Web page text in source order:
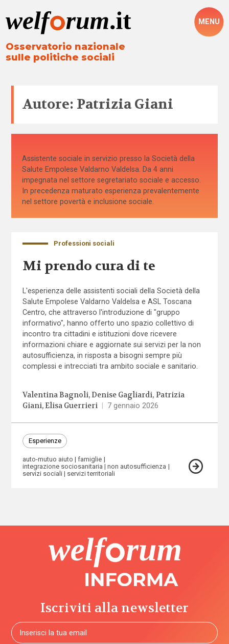
Osservatorio nazionale
sulle politiche sociali
MENU
Autore: Patrizia Giani
Assistente sociale in servizio presso la Società della
Salute Empolese Valdarno Valdelsa. Da 4 anni
impegnata nel settore segretariato sociale e accesso.
In precedenza maturato esperienza prevalentemente
nel settore povertà e inclusione sociale.
Professioni sociali
Mi prendo cura di te
L'esperienza delle assistenti sociali della Società della
Salute Empolese Valdarno Valdelsa e ASL Toscana
Centro, che attraverso l'introduzione di "gruppo
informativo", hanno offerto uno spazio collettivo di
incontro tra cittadini e istituzioni dove ricevere
informazioni chiare e aggiornate sui servizi per la non
autosufficienza, in risposta a bisogni sempre più
complessi e intrecciati tra ambito sociale e sanitario.
Valentina Bagnoli Denise Gagliardi Patrizia
Giani Elisa Guerrieri 7 gennaio 2026
Esperienze
auto-mutuo aiuto
famiglie
integrazione sociosanitaria
non autosufficienza
servizi sociali
servizi territoriali
Iscriviti alla newsletter